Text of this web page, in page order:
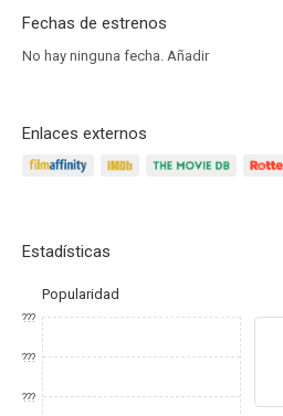
Fechas de estrenos
No hay ninguna fecha. Añadir
Enlaces externos
Estadísticas
Popularidad
???
???
???